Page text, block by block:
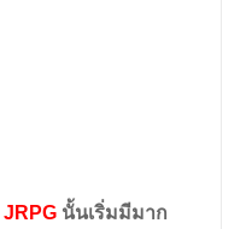
JRPG นั้นเริ่มมีมาก